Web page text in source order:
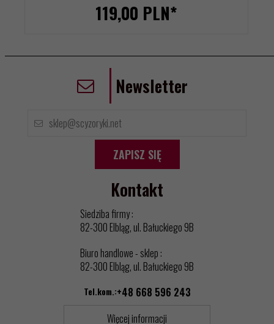
119,00 PLN*
Newsletter
ZAPISZ SIĘ
Kontakt
Siedziba firmy :
82-300 Elbląg, ul. Bałuckiego 9B
Biuro handlowe - sklep :
82-300 Elbląg, ul. Bałuckiego 9B
Tel.kom.:+48 668 596 243
Więcej informacji